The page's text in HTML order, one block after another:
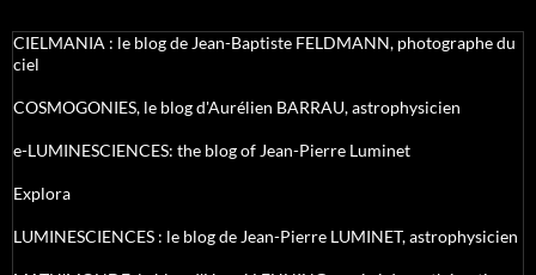
CIELMANIA : le blog de Jean-Baptiste FELDMANN, photographe du
ciel
COSMOGONIES, le blog d'Aurélien BARRAU, astrophysicien
e-LUMINESCIENCES: the blog of Jean-Pierre Luminet
Explora
LUMINESCIENCES : le blog de Jean-Pierre LUMINET, astrophysicien